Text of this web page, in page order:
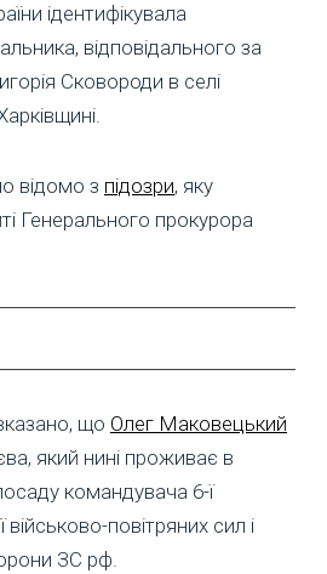
ідентифікувала
відповідального за
Сковороди в селі
відомо з підозри, яку
Генерального прокурора
що Олег Маковецький
який нині проживає в
командувача 6-ї
військово-повітряних сил і
ЗС рф.